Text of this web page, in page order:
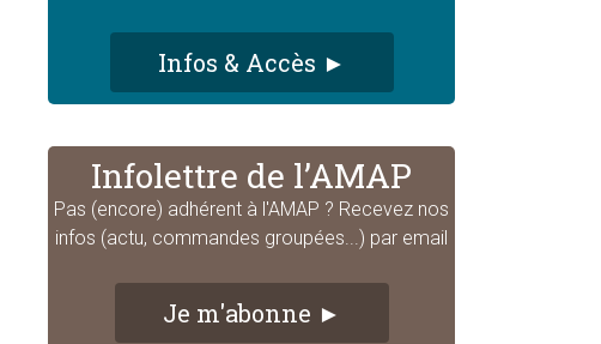
Infos & Accès ►
Infolettre de l’AMAP
Pas (encore) adhérent à l'AMAP ? Recevez nos
infos (actu, commandes groupées...) par email
Je m'abonne ►